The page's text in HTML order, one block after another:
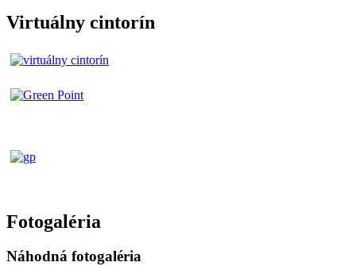
Virtuálny cintorín
Fotogaléria
Náhodná fotogaléria